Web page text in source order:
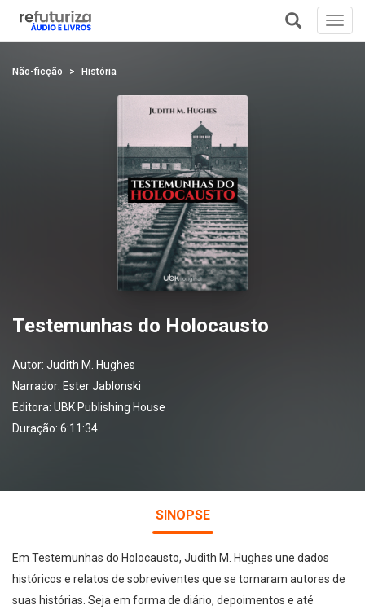
Não-ficção História
Testemunhas do Holocausto
Autor: Judith M. Hughes
Narrador: Ester Jablonski
Editora: UBK Publishing House
Duração: 6:11:34
SINOPSE
Em Testemunhas do Holocausto, Judith M. Hughes une dados
históricos e relatos de sobreviventes que se tornaram autores de
suas histórias. Seja em forma de diário, depoimentos e até